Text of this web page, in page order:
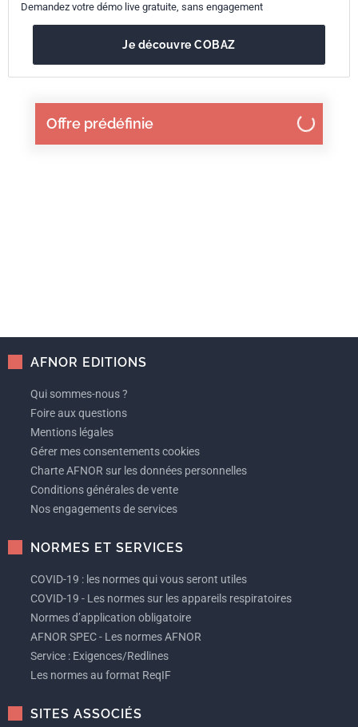
Offre prédéfinie
Demandez votre démo live gratuite, sans engagement
Je découvre COBAZ
AFNOR EDITIONS
Qui sommes-nous ?
Foire aux questions
Mentions légales
Gérer mes consentements cookies
Charte AFNOR sur les données personnelles
Conditions générales de vente
Nos engagements de services
NORMES ET SERVICES
COVID-19 : les normes qui vous seront utiles
COVID-19 - Les normes sur les appareils respiratoires
Normes d’application obligatoire
AFNOR SPEC - Les normes AFNOR
Service : Exigences/Redlines
Les normes au format ReqIF
SITES ASSOCIÉS